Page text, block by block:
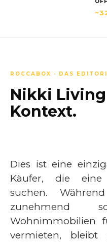
ROCCABOX · DAS
Nikki
Kontext.
Dies ist eine
Käufer, die eine
suchen.
zunehmend
Wohnimmobilien
vermieten, bleibt